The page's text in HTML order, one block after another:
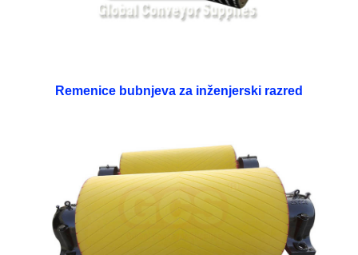
Remenice bubnjeva za inženjerski razred